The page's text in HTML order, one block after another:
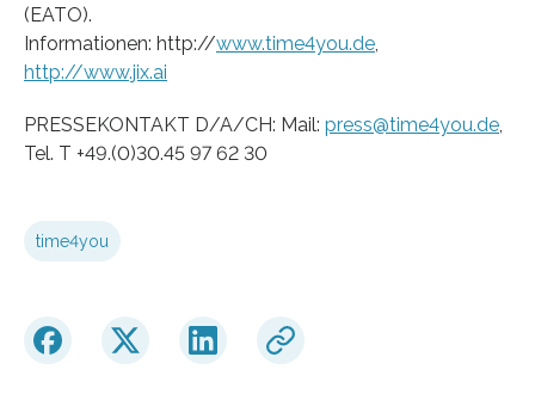
(EATO).
Informationen: http://www.time4you.de,
http://www.jix.ai
PRESSEKONTAKT D/A/CH: Mail: press@time4you.de,
Tel. T +49.(0)30.45 97 62 30
time4you